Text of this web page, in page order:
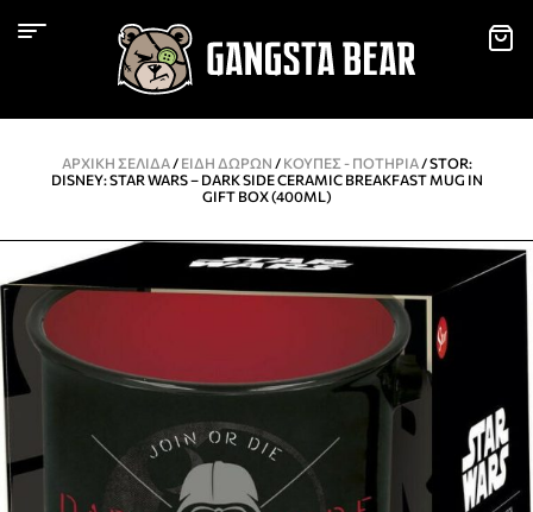
ΑΡΧΙΚΉ ΣΕΛΊΔΑ/ ΕΙΔΗ ΔΩΡΩΝ / KΟΎΠΕΣ - ΠΟΤΉΡΙΑ/ STOR:
DISNEY: STAR WARS – DARK SIDE CERAMIC BREAKFAST MUG IN
GIFT BOX (400ML)